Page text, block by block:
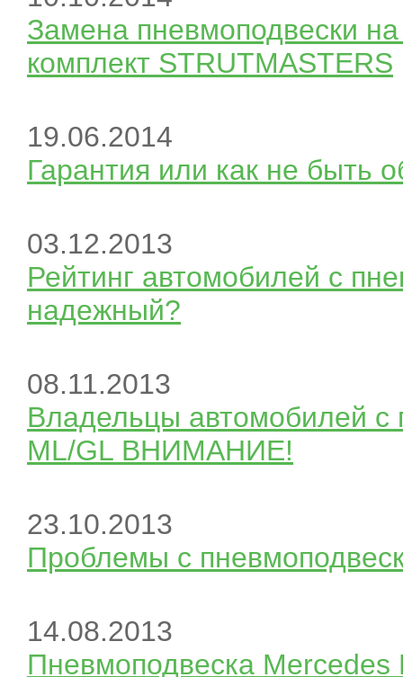
Замена пневмоподвески
комплект STRUTMASTERS
19.06.2014
Гарантия или как не быть
03.12.2013
Рейтинг автомобилей с
надежный?
08.11.2013
Владельцы автомобилей с
ML/GL ВНИМАНИЕ!
23.10.2013
Проблемы с
14.08.2013
Пневмоподвеска